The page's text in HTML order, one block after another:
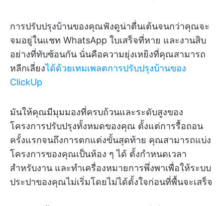
การปรับปรุงบ้านของคุณฟังดูน่าตื่นเต้นจนกว่าคุณจะ
จมอยู่ในแชท WhatsApp ใบเสร็จที่หาย และงานสิบ
อย่างที่ทับซ้อนกัน นั่นคือความยุ่งเหยิงที่คุณสามารถ
หลีกเลี่ยงได้ด้วยเทมเพลตการปรับปรุงบ้านของ
ClickUp
มันให้คุณมีมุมมองที่ครบถ้วนและระดับสูงของ
โครงการปรับปรุงทั้งหมดของคุณ ตั้งแต่การรื้อถอน
ครั้งแรกจนถึงการตกแต่งขั้นสุดท้าย คุณสามารถแบ่ง
โครงการของคุณเป็นห้อง ๆ ได้ ตั้งกำหนดเวลา
สำหรับงาน และทำเครื่องหมายการพึ่งพาเพื่อให้ระบบ
ประปาของคุณไม่เริ่มโดยไม่ได้ตั้งใจก่อนที่พื้นจะเสร็จ